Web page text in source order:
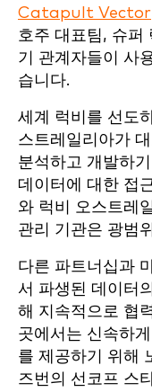
Catapult Vector
호주 대표팀, 슈퍼
기 관계자들이 사
습니다.
세계 럭비를 선도
스트레일리아가
분석하고 개발하
데이터에 대한 접
와 럭비 오스트레
관리 기관은 광범
다른 파트너십과
서 파생된 데이터
해 지속적으로 협
곳에서는 신속하
를 제공하기 위해
즈번의 선코프 스